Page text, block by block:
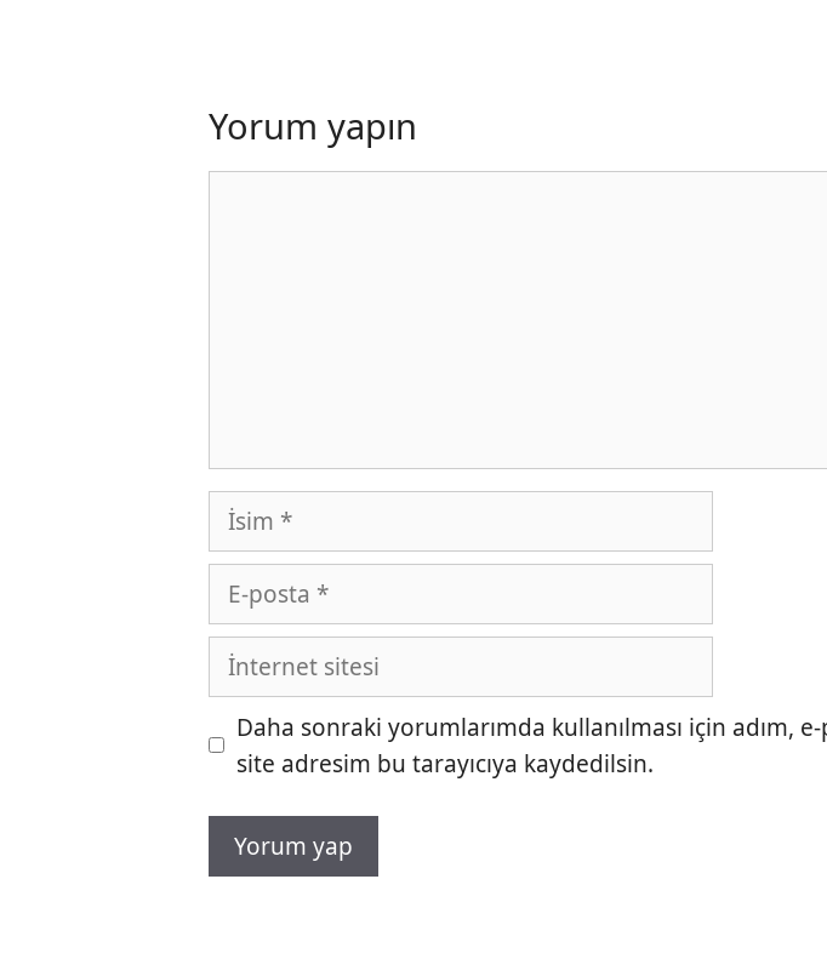
Yorum yapın
İsim
posta
İnternet
sitesi
Daha sonraki yorumlarımda kullanılması için adım,
site adresim bu tarayıcıya kaydedilsin.